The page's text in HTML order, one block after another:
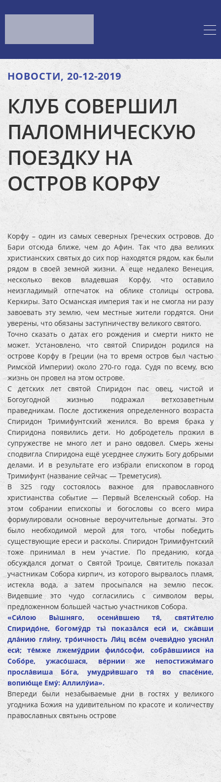
НОВОСТИ, 20-12-2019
КЛУБ СОВЕРШИЛ
ПАЛОМНИЧЕСКУЮ
ПОЕЗДКУ НА
ОСТРОВ КОРФУ
Корфу – один из самых северных Греческих островов. До
Бари отсюда ближе, чем до Афин. Так что два великих
христианских святых до сих пор находятся рядом, как были
рядом в своей земной жизни. А еще недалеко Венеция,
несколько веков владевшая Корфу, что оставило
неизгладимый отпечаток на облике столицы острова,
Керкиры. Зато Османская империя так и не смогла ни разу
завоевать эту землю, чем местные жители гордятся. Они
уверены, что обязаны заступничеству великого святого.
Точно сказать о датах его рождения и смерти никто не
может. Установлено, что святой Спиридон родился на
острове Корфу в Греции (на то время остров был частью
Римской Империи) около 270-го года. Судя по всему, всю
жизнь он провел на этом острове.
С детских лет святой Спиридон пас овец, чистой и
Богоугодной жизнью подражал ветхозаветным
праведникам. После достижения определенного возраста
Спиридон Тримифунтский женился. Во время брака у
Спиридона появились дети. Но добродетель прожил в
супружестве не много лет и рано овдовел. Смерь жены
сподвигла Спиридона ещё усерднее служить Богу добрыми
делами. И в результате его избрали епископом в город
Тримифунт (название сейчас — Треметусия).
В 325 году состоялось важное для православного
христианства событие — Первый Вселенскый собор. На
этом собрании епископы и богословы со всего мира
формулировали основные вероучительные догматы. Это
было необходимой мерой для того, чтобы победить
существующие ереси и расколы. Спиридон Тримифунтский
тоже принимал в нем участие. По преданию, когда
обсуждался догмат о Святой Троице, Святитель показал
участникам Собора кирпич, из которого вырвалось пламя,
истекла вода, а затем просыпался на землю песок.
Видевшие это чудо согласились с символом веры,
предложенном большей частью участников Собора.
«Си́лою Вы́шняго, осени́вшею тя́, святи́телю
Спиридо́не, богому́др ты́ показа́лся еси́ и, сжа́вши
дла́нию гли́ну, тро́ичность Ли́ц все́м очеви́дно уясни́л
еси́; те́мже лжему́дрии фило́софи, собра́вшиися на
Собо́ре, ужасо́шася, ве́рнии же непостижи́маго
просла́виша Бо́га, умудри́вшаго тя́ во спасе́ние,
вопию́ще Ему́: Аллилу́иа».
Впереди были незабываемые дни в гостях у великого
угодника Божия на удивительном по красоте и количеству
православных святынь острове